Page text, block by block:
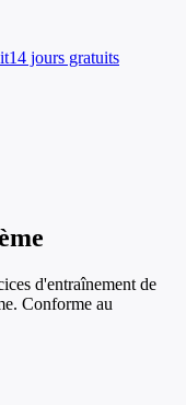
14 jours gratuits
d'entraînement de
. Conforme au